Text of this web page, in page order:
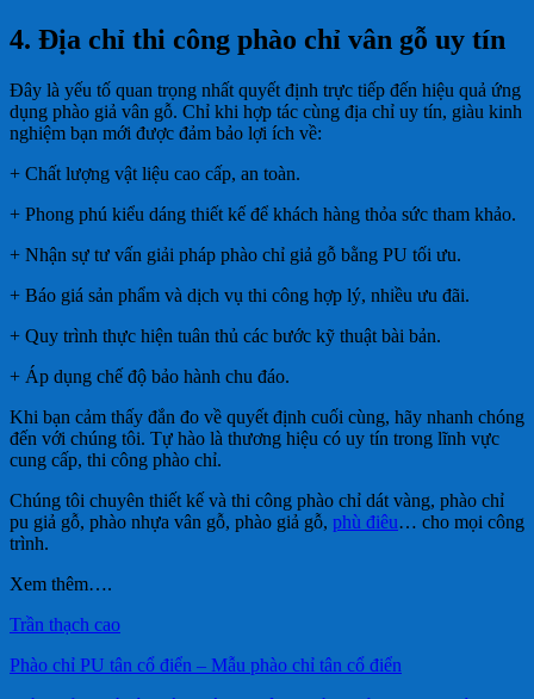
4. Địa chỉ thi công phào chỉ vân gỗ uy tín
Đây là yếu tố quan trọng nhất quyết định trực tiếp đến hiệu quả ứng
dụng phào giả vân gỗ. Chỉ khi hợp tác cùng địa chỉ uy tín, giàu kinh
nghiệm bạn mới được đảm bảo lợi ích về:
+ Chất lượng vật liệu cao cấp, an toàn.
+ Phong phú kiểu dáng thiết kế để khách hàng thỏa sức tham khảo.
+ Nhận sự tư vấn giải pháp phào chỉ giả gỗ bằng PU tối ưu.
+ Báo giá sản phẩm và dịch vụ thi công hợp lý, nhiều ưu đãi.
+ Quy trình thực hiện tuân thủ các bước kỹ thuật bài bản.
+ Áp dụng chế độ bảo hành chu đáo.
Khi bạn cảm thấy đắn đo về quyết định cuối cùng, hãy nhanh chóng
đến với chúng tôi. Tự hào là thương hiệu có uy tín trong lĩnh vực
cung cấp, thi công phào chỉ.
Chúng tôi chuyên thiết kế và thi công phào chỉ dát vàng, phào chỉ
pu giả gỗ, phào nhựa vân gỗ, phào giả gỗ, phù điêu… cho mọi công
trình.
Xem thêm….
Trần thạch cao
Phào chỉ PU tân cổ điển – Mẫu phào chỉ tân cổ điển